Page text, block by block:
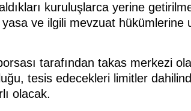
kuruluşlarca yerine
ve ilgili mevzuat hükümlerine
tarafından takas merkezi
tesis edecekleri limitler
olacak.